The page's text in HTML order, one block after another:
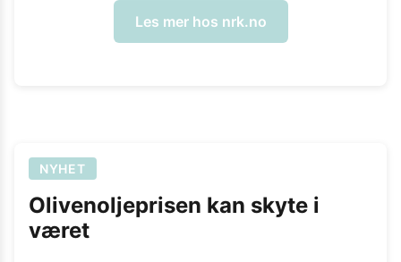
Les mer hos nrk.no
NYHET
Olivenoljeprisen kan skyte i
været